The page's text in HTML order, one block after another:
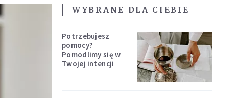
WYBRANE DLA CIEBIE
Potrzebujesz
pomocy?
Pomodlimy się w
Twojej intencji